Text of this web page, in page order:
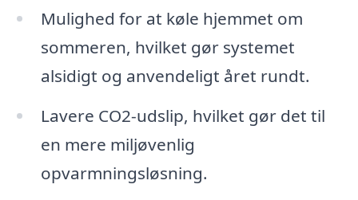
Mulighed for at køle hjemmet om
sommeren, hvilket gør systemet
alsidigt og anvendeligt året rundt.
Lavere CO2-udslip, hvilket gør det til
en mere miljøvenlig
opvarmningsløsning.